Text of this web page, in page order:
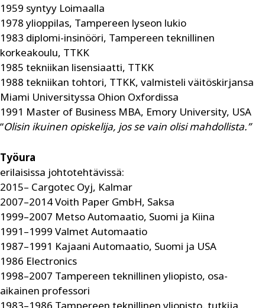
1959 syntyy Loimaalla
1978 ylioppilas, Tampereen lyseon lukio
1983 diplomi-insinööri, Tampereen teknillinen
korkeakoulu, TTKK
1985 tekniikan lisensiaatti, TTKK
1988 tekniikan tohtori, TTKK, valmisteli väitöskirjansa
Miami Universityssa Ohion Oxfordissa
1991 Master of Business MBA, Emory University, USA
“Olisin ikuinen opiskelija, jos se vain olisi mahdollista.”
Työura
erilaisissa johtotehtävissä:
2015– Cargotec Oyj, Kalmar
2007–2014 Voith Paper GmbH, Saksa
1999–2007 Metso Automaatio, Suomi ja Kiina
1991–1999 Valmet Automaatio
1987–1991 Kajaani Automaatio, Suomi ja USA
1986 Electronics
1998–2007 Tampereen teknillinen yliopisto, osa-
aikainen professori